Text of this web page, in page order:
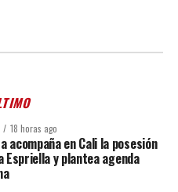
18 horas ago
acompaña en Cali la posesión
Espriella y plantea agenda